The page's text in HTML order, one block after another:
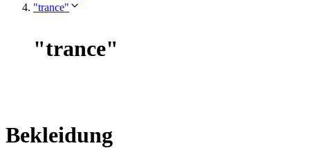
"trance"
"trance"
Bekleidung